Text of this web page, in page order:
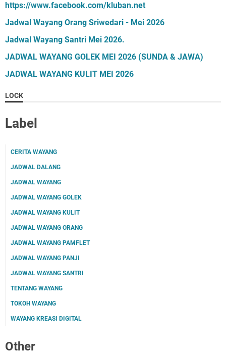
https://www.facebook.com/kluban.net
Jadwal Wayang Orang Sriwedari - Mei 2026
Jadwal Wayang Santri Mei 2026.
JADWAL WAYANG GOLEK MEI 2026 (SUNDA & JAWA)
JADWAL WAYANG KULIT MEI 2026
LOCK
Label
CERITA WAYANG
JADWAL DALANG
JADWAL WAYANG
JADWAL WAYANG GOLEK
JADWAL WAYANG KULIT
JADWAL WAYANG ORANG
JADWAL WAYANG PAMFLET
JADWAL WAYANG PANJI
JADWAL WAYANG SANTRI
TENTANG WAYANG
TOKOH WAYANG
WAYANG KREASI DIGITAL
Other